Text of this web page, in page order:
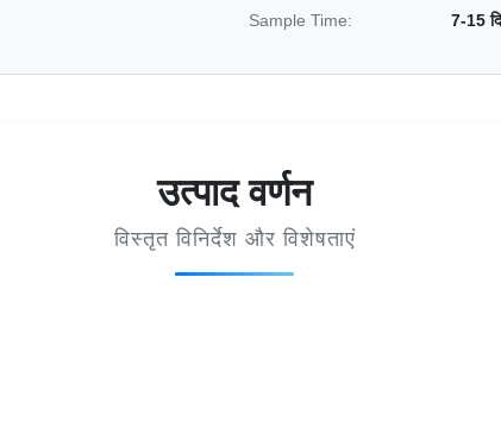
Sample Time: 7-15
उत्पाद वर्णन
विस्तृत विनिर्देश और विशेषताएं